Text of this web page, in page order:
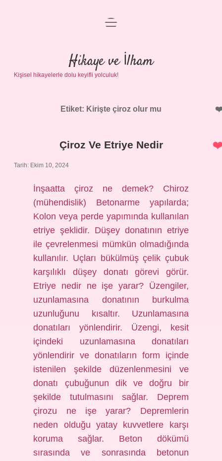
Anasayfa
Gizlilik Politikası
Yasal Uyarı
menüyü
Hikaye ve İlham
Kişisel hikayelerle dolu keyifli yolculuk!
Etiket: Kirişte çiroz olur mu
Çiroz Ve Etriye Nedir
Tarih: Ekim 10, 2024
İnşaatta çiroz ne demek? Chiroz
(mühendislik) Betonarme yapılarda;
Kolon veya perde yapımında kullanılan
etriye şeklidir. Düşey donatının etriye
ile çevrelenmesi mümkün olmadığında
kullanılır. Uçları bükülmüş çelik çubuk
karşılıklı düşey donatı görevi görür.
Etriye nedir ne işe yarar? Üzengiler,
uzunlamasına donatının burkulma
uzunluğunu kısaltır. Uzunlamasına
donatıları yönlendirir. Üzengi, kesit
içindeki uzunlamasına donatıları
yönlendirir ve donatıların form içinde
istenilen şekilde düzenlenmesini ve
donatı çubuğunun dik ve doğru bir
şekilde tutulmasını sağlar. Deprem
çirozu ne işe yarar? Depremlerin
neden olduğu yatay kuvvetlere karşı
koruma sağlar. Beton dökümü
sırasında ve sonrasında betonun